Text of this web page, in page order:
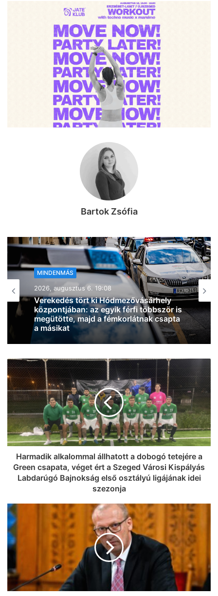
Bartok Zsófia
MINDENMÁS
2026, augusztus 6. 18:54
Zivatarok pattantak ki Csongrád-
Csanád vármegyében, miközben
jócskán megdőlt a melegrekord az
országban
Harmadik alkalommal állhatott a dobogó tetejére a
Green csapata, véget ért a Szeged Városi Kispályás
Labdarúgó Bajnokság első osztályú ligájának idei
szezonja